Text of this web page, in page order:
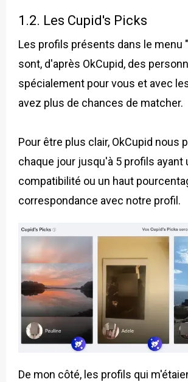
1.2. Les Cupid's Picks
Les profils présents dans le menu "
sont, d'après OkCupid, des
spécialement pour vous et avec
avez plus de chances de matcher.
Pour être plus clair, OkCupid nous
chaque jour jusqu'à 5 profils ayant
compatibilité ou un haut
correspondance avec notre profil.
De mon côté, les profils qui